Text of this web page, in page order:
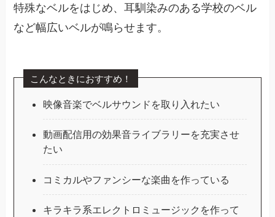
特殊なベルをはじめ、耳馴染みのある学校のベル
など幅広いベルが鳴らせます。
こんなときにおすすめ！
映像音楽でベルサウンドを取り入れたい
動画配信用の効果音ライブラリーを充実させ
たい
コミカルやファンシーな楽曲を作っている
キラキラ系エレクトロミュージックを作って